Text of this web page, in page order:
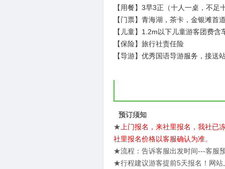
【用餐】3早3正（十人一桌，不足
【门票】青海湖，茶卡，金银滩首
【儿童】1.2m以下儿童游客团费含
【保险】旅行社责任险
【导游】优秀国语导游服务，接
预订须知
★ 上门报名，来社里报名，我社
社里报名价格以客服确认为准。
★流程：告诉客服出发时间---客服
★行程建议游客提前5天报名！网